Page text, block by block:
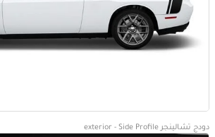
دودج تشالينجر exterior - Side Profile